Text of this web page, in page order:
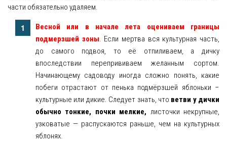
части обязательно удаляем.
Весной или в начале лета оцениваем границы
подмерзшей зоны . Если мертва вся культурная часть,
до самого подвоя, то её отпиливаем, а дичку
впоследствии перепрививаем желанным сортом.
Начинающему садоводу иногда сложно понять, какие
побеги отрастают от пенька подмёрзшей яблоньки –
культурные или дикие. Следует знать, что ветви у дички
обычно тонкие, почки мелкие, листочки некрупные,
узковатые — распускаются раньше, чем на культурных
яблонях.